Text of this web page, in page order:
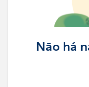
Não há